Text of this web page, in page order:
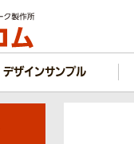
デザインサンプル